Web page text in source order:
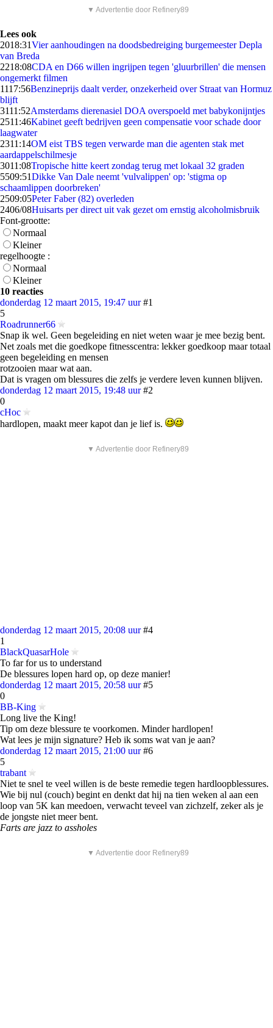
▼ Advertentie door Refinery89
Lees ook
2018:31Vier aanhoudingen na doodsbedreiging burgemeester Depla
van Breda
2218:08CDA en D66 willen ingrijpen tegen 'gluurbrillen' die mensen
ongemerkt filmen
1117:56Benzineprijs daalt verder, onzekerheid over Straat van Hormuz
blijft
3111:52Amsterdams dierenasiel DOA overspoeld met babykonijntjes
2511:46Kabinet geeft bedrijven geen compensatie voor schade door
laagwater
2311:14OM eist TBS tegen verwarde man die agenten stak met
aardappelschilmesje
3011:08Tropische hitte keert zondag terug met lokaal 32 graden
5509:51Dikke Van Dale neemt 'vulvalippen' op: 'stigma op
schaamlippen doorbreken'
2509:05Peter Faber (82) overleden
2406/08Huisarts per direct uit vak gezet om ernstig alcoholmisbruik
Font-grootte:
Normaal
Kleiner
regelhoogte :
Normaal
Kleiner
10 reacties
donderdag 12 maart 2015, 19:47 uur #1
5
Roadrunner66
Snap ik wel. Geen begeleiding en niet weten waar je mee bezig bent.
Net zoals met die goedkope fitnesscentra: lekker goedkoop maar totaal
geen begeleiding en mensen
rotzooien maar wat aan.
Dat is vragen om blessures die zelfs je verdere leven kunnen blijven.
donderdag 12 maart 2015, 19:48 uur #2
0
cHoc
hardlopen, maakt meer kapot dan je lief is.
▼ Advertentie door Refinery89
donderdag 12 maart 2015, 20:08 uur #4
1
BlackQuasarHole
To far for us to understand
De blessures lopen hard op, op deze manier!
donderdag 12 maart 2015, 20:58 uur #5
0
BB-King
Long live the King!
Tip om deze blessure te voorkomen. Minder hardlopen!
Wat lees je mijn signature? Heb ik soms wat van je aan?
donderdag 12 maart 2015, 21:00 uur #6
5
trabant
Niet te snel te veel willen is de beste remedie tegen hardloopblessures.
Wie bij nul (couch) begint en denkt dat hij na tien weken al aan een
loop van 5K kan meedoen, verwacht teveel van zichzelf, zeker als je
de jongste niet meer bent.
Farts are jazz to assholes
▼ Advertentie door Refinery89